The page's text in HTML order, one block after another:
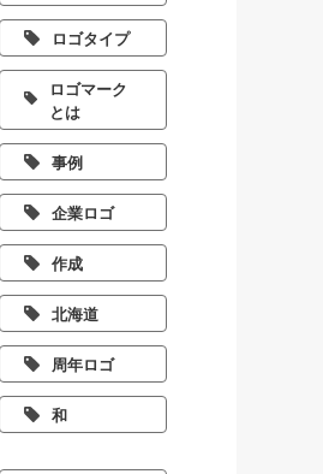
ロゴタイプ
ロゴマーク
とは
事例
企業ロゴ
作成
北海道
周年ロゴ
和